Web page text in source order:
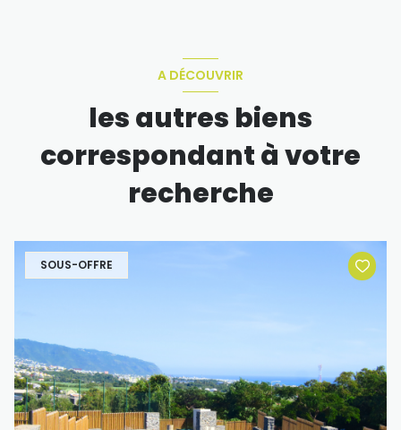
A DÉCOUVRIR
les autres biens
correspondant à votre
recherche
SOUS-OFFRE